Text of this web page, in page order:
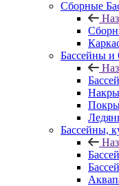
Сборные
Бассейны и
Бассейны,